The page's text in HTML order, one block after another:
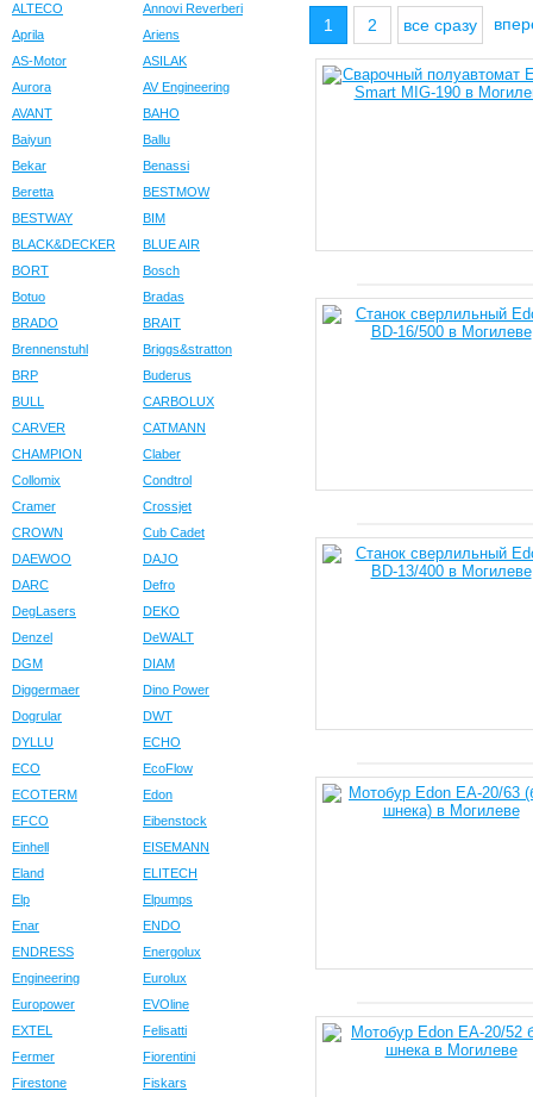
ALTECO
Annovi Reverberi
Aprila
Ariens
AS-Motor
ASILAK
Aurora
AV Engineering
AVANT
BAHO
Baiyun
Ballu
Bekar
Benassi
Beretta
BESTMOW
BESTWAY
BIM
BLACK&DECKER
BLUE AIR
BORT
Bosch
Botuo
Bradas
BRADO
BRAIT
Brennenstuhl
Briggs&stratton
BRP
Buderus
BULL
CARBOLUX
CARVER
CATMANN
CHAMPION
Claber
Collomix
Condtrol
Cramer
Crossjet
CROWN
Cub Cadet
DAEWOO
DAJO
DARC
Defro
DegLasers
DEKO
Denzel
DeWALT
DGM
DIAM
Diggermaer
Dino Power
Dogrular
DWT
DYLLU
ECHO
ECO
EcoFlow
ECOTERM
Edon
EFCO
Eibenstock
Einhell
EISEMANN
Eland
ELITECH
Elp
Elpumps
Enar
ENDO
ENDRESS
Energolux
Engineering
Eurolux
Europower
EVOline
EXTEL
Felisatti
Fermer
Fiorentini
Firestone
Fiskars
1 2 все сразу